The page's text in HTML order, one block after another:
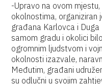
-Upravo na ovom
okolnostima,
građana Karlovca i
samom gradu i okolici
ogromnim ljudstvom i
okolnosti izazvale,
Međutim, građani
su odlučni u svojim